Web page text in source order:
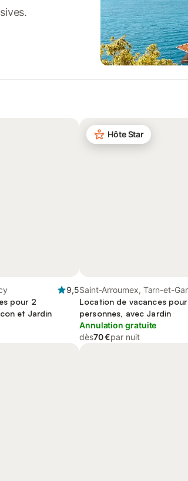
9,5
pour 2
et Jardin
Hôte Star
Saint-Arroumex, Tarn-et-
Location de vacances
personnes, avec Jardin
Annulation gratuite
dès70 €par nuit